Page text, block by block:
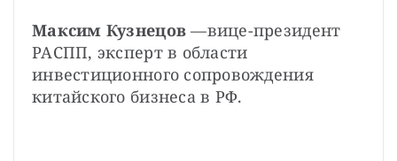
Максим Кузнецов —вице-президент
РАСПП, эксперт в области
инвестиционного сопровождения
китайского бизнеса в РФ.